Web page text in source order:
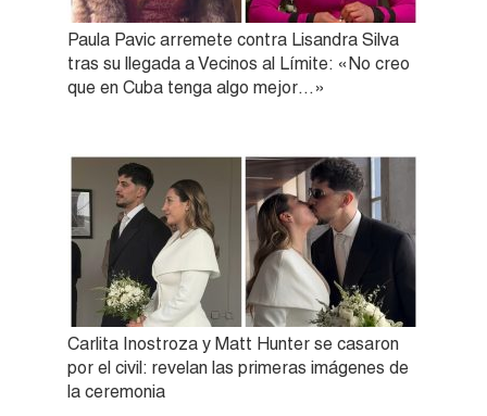
Paula Pavic arremete contra Lisandra Silva
tras su llegada a Vecinos al Límite: «No creo
que en Cuba tenga algo mejor…»
Carlita Inostroza y Matt Hunter se casaron
por el civil: revelan las primeras imágenes de
la ceremonia